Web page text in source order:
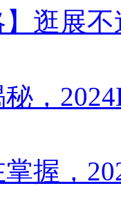
】逛展
，
握，